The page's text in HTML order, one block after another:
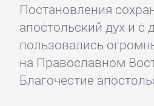
Постановления
апостольский дух и с
пользовались
на Православном
Благочестие